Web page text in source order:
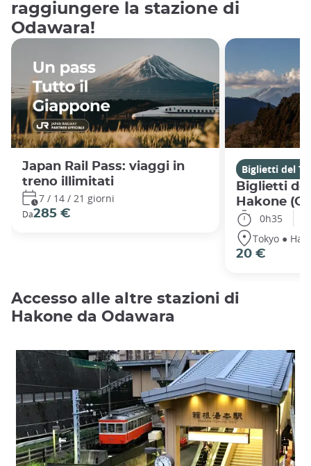
raggiungere la stazione di
Odawara!
Japan Rail Pass: viaggi in
treno illimitati
7 / 14 / 21 giorni
Da285 €
Biglietti del
Biglietti
Hakone
0h35
Tokyo ●
20 €
Accesso alle altre stazioni di
Hakone da Odawara